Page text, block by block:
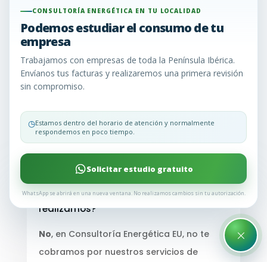
En Consultoría Energética EU, entendemos que la
consultoría energética puede generar una serie
de dudas. Para aclararlas y brindarte la
información que necesitas, hemos recopilado las
preguntas más comunes que nuestros clientes
nos hacen. Aquí encontrarás respuestas claras y
informadas sobre la gestión de tu energía.
¿Sigues teniendo dudas? Llámanos y te lo
¿Implican costos los estudios que
realizamos?
No, en Consultoría Energética EU, no te
cobramos por nuestros servicios de
CONSULTORÍA ENERGÉTICA EN TU LOCALIDAD
Podemos estudiar el consumo de tu
empresa
Trabajamos con empresas de toda la Península Ibérica.
Envíanos tus facturas y realizaremos una primera revisión
sin compromiso.
◷Estamos dentro del horario de atención y normalmente
respondemos en poco tiempo.
Solicitar estudio gratuito
WhatsApp se abrirá en una nueva ventana. No realizamos cambios sin tu autorización.
×